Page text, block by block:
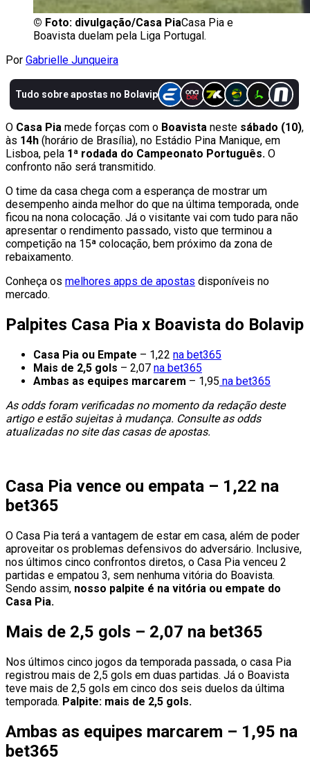
© Foto: divulgação/Casa PiaCasa Pia e
Boavista duelam pela Liga Portugal.
Por Gabrielle Junqueira
O Casa Pia mede forças com o Boavista neste sábado (10),
às 14h (horário de Brasília), no Estádio Pina Manique, em
Lisboa, pela 1ª rodada do Campeonato Português. O
confronto não será transmitido.
O time da casa chega com a esperança de mostrar um
desempenho ainda melhor do que na última temporada, onde
ficou na nona colocação. Já o visitante vai com tudo para não
apresentar o rendimento passado, visto que terminou a
competição na 15ª colocação, bem próximo da zona de
rebaixamento.
Conheça os melhores apps de apostas disponíveis no
mercado.
Palpites Casa Pia x Boavista do Bolavip
Casa Pia ou Empate – 1,22 na bet365
Mais de 2,5 gols – 2,07 na bet365
Ambas as equipes marcarem – 1,95 na bet365
As odds foram verificadas no momento da redação deste
artigo e estão sujeitas à mudança. Consulte as odds
atualizadas no site das casas de apostas.
Casa Pia vence ou empata – 1,22 na
bet365
O Casa Pia terá a vantagem de estar em casa, além de poder
aproveitar os problemas defensivos do adversário. Inclusive,
nos últimos cinco confrontos diretos, o Casa Pia venceu 2
partidas e empatou 3, sem nenhuma vitória do Boavista.
Sendo assim, nosso palpite é na vitória ou empate do
Casa Pia.
Mais de 2,5 gols – 2,07 na bet365
Nos últimos cinco jogos da temporada passada, o casa Pia
registrou mais de 2,5 gols em duas partidas. Já o Boavista
teve mais de 2,5 gols em cinco dos seis duelos da última
temporada. Palpite: mais de 2,5 gols.
Ambas as equipes marcarem – 1,95 na
bet365